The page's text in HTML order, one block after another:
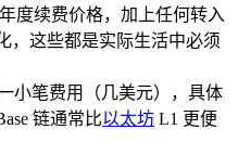
度续费价格，加上任何转入
，这些都是实际生活中必须
小笔费用（几美元），具体
链通常比以太坊 L1 更便